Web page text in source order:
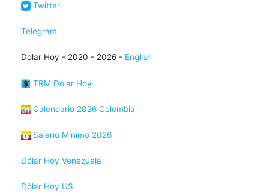
Twitter
Telegram
Dolar Hoy - 2020 - 2026 - English
TRM Dólar Hoy
Calendario 2026 Colombia
Salario Mínimo 2026
Dólar Hoy Venezuela
Dólar Hoy US